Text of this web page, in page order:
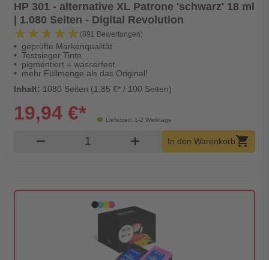
HP 301 - alternative XL Patrone 'schwarz' 18 ml
| 1.080 Seiten - Digital Revolution
★★★★★
★★★★★ (891 Bewertungen)
geprüfte Markenqualität
Testsieger Tinte
pigmentiert = wasserfest
mehr Füllmenge als das Original!
Inhalt: 1080 Seiten (1,85 €* / 100 Seiten)
Lieferzeit: 1-2 Werktage
19,94 €*
remove Produkt Warenkorb Menge
add In den Warenkorb shopping_cart